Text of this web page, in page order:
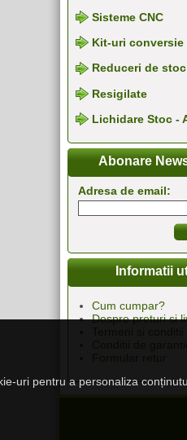
Sisteme CNC
Kit-uri conversie
Reduceri de stoc
Resigilate
Lichidare Stoc -
Abonare
Adresa de email:
Informatii
Cum cumpar?
Despre preturi si
uri pentru a personaliza